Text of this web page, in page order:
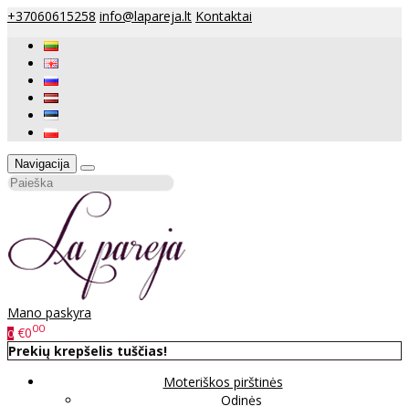
+37060615258 info@lapareja.lt Kontaktai
Navigacija
Mano paskyra
0 €000
Prekių krepšelis tuščias!
Moteriškos pirštinės
Odinės